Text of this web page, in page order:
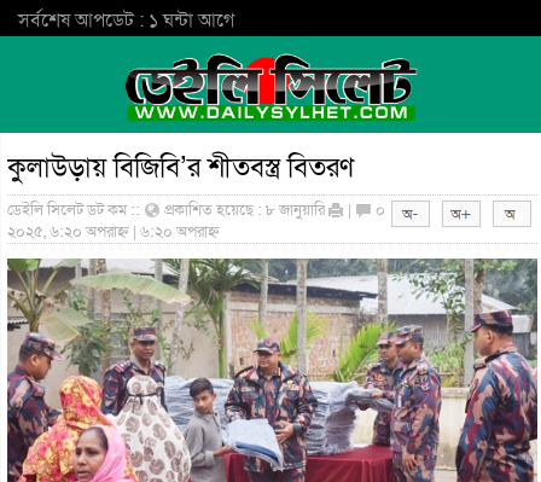
সর্বশেষ আপডেট : ১ ঘন্টা আগে
কুলাউড়ায় বিজিবি’র শীতবস্ত্র বিতরণ
ডেইলি সিলেট ডট কম ::
প্রকাশিত হয়েছে : ৮ জানুয়ারি
২০২৫, ৬:২০ অপরাহ্ন | ৬:২০ অপরাহ্ন
| ০